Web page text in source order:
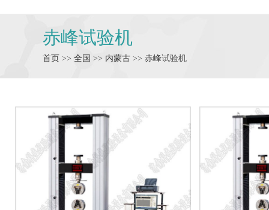
赤峰试验机
首页 >>全国 >> 内蒙古 >>赤峰试验机